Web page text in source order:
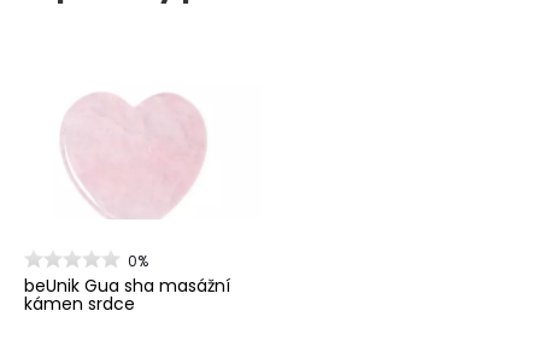
0%
beUnik Gua sha masážní
kámen srdce